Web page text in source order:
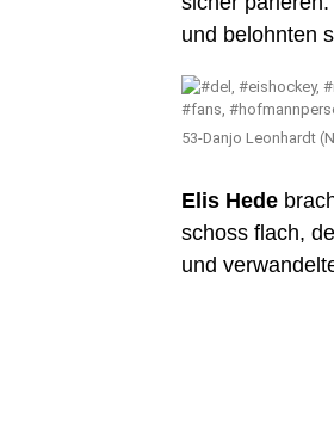
und belohnten
53-Danjo Leonhardt
Elis Hede
schoss flach,
und